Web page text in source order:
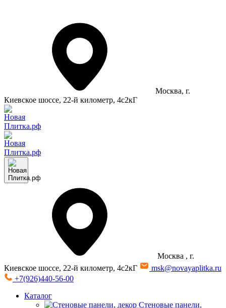
Москва, г.
Киевское шоссе, 22-й километр, 4с2кГ
Москва , г.
Киевское шоссе, 22-й километр, 4с2кГ
msk@novayaplitka.ru
+7(926)440-56-00
Каталог
Стеновые панели,